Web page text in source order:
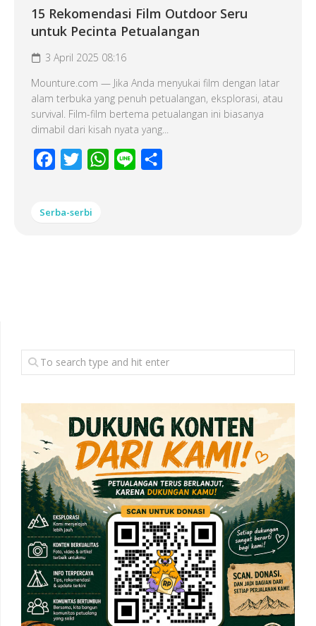
15 Rekomendasi Film Outdoor Seru
untuk Pecinta Petualangan
3 April 2025 08:16
Mounture.com — Jika Anda menyukai film dengan latar
alam terbuka yang penuh petualangan, eksplorasi, atau
survival. Film-film bertema petualangan ini biasanya
dimabil dari kisah nyata yang...
Facebook
Twitter WhatsApp
Line
Serba-serbi